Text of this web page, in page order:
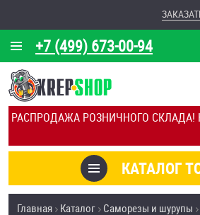
РАСПРОДАЖА РОЗНИЧНОГО СКЛАДА!
+7 (499) 673-00-94
О КОМПАНИИ
КАЛЬКУЛЯТОР
ОТЗЫВЫ
УСЛУГИ
КАТАЛОГ
Товары со скидкой
Главная Каталог Саморезы и шурупы